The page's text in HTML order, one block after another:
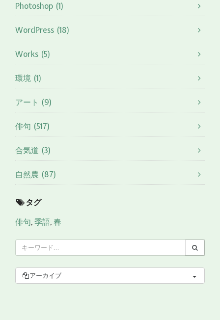
Photoshop (1)
WordPress (18)
Works (5)
環境 (1)
アート (9)
俳句 (517)
合気道 (3)
自然農 (87)
タグ
俳句,季語,春
アーカイブ